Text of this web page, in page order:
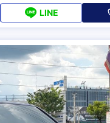
LINE